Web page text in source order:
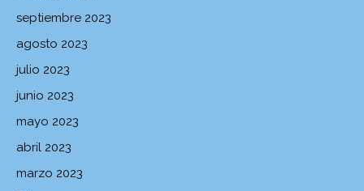
septiembre 2023
agosto 2023
julio 2023
junio 2023
mayo 2023
abril 2023
marzo 2023